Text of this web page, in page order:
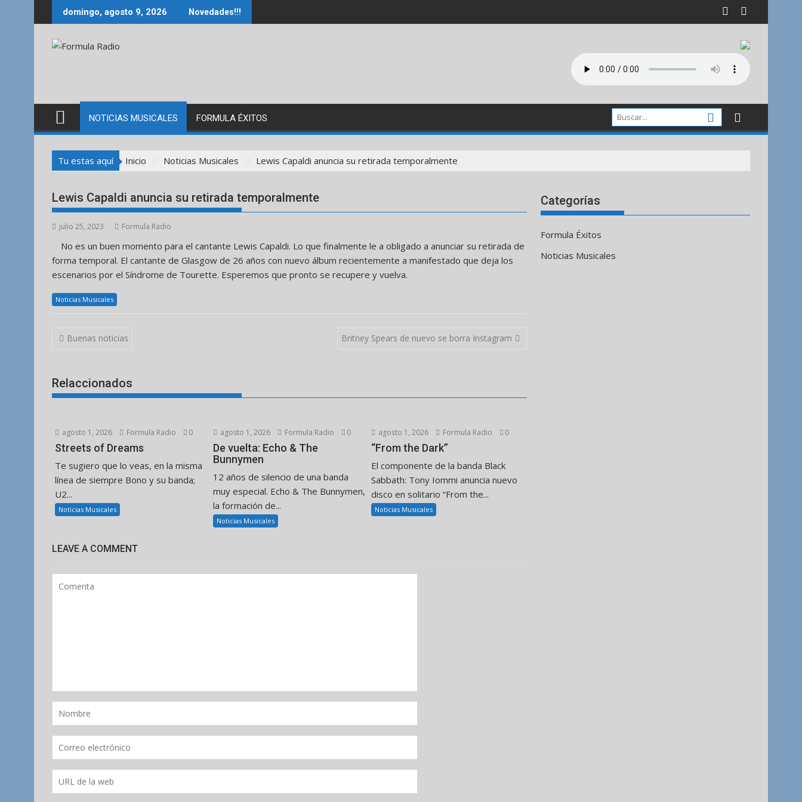
al
domingo, agosto 9, 2026 Novedades!!!
NOTICIAS MUSICALES FORMULA ÉXITOS
Tu estas aquí Inicio Noticias Musicales Lewis Capaldi anuncia su retirada temporalmente
Lewis Capaldi anuncia su retirada temporalmente
julio 25, 2023 Formula Radio
No es un buen momento para el cantante Lewis Capaldi. Lo que finalmente le a obligado a anunciar su retirada de
forma temporal. El cantante de Glasgow de 26 años con nuevo álbum recientemente a manifestado que deja los
escenarios por el Síndrome de Tourette. Esperemos que pronto se recupere y vuelva.
Noticias Musicales
Navegación
Buenas noticias Britney Spears de nuevo se borra Instagram
Relaccionados
agosto 1, 2026 Formula Radio 0
Streets of Dreams
Te sugiero que lo veas, en la misma
línea de siempre Bono y su banda;
U2...
Noticias Musicales
agosto 1, 2026 Formula Radio 0
De vuelta: Echo & The
Bunnymen
12 años de silencio de una banda
muy especial. Echo & The Bunnymen,
la formación de...
Noticias Musicales
agosto 1, 2026 Formula Radio 0
“From the Dark”
El componente de la banda Black
Sabbath: Tony Iommi anuncia nuevo
disco en solitario “From the...
Noticias Musicales
LEAVE A COMMENT
Categorías
Formula Éxitos
Noticias Musicales